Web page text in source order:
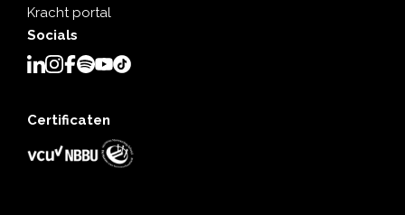
Kracht portal
Socials
Certificaten